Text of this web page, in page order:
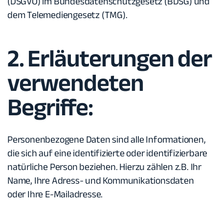
dem Telemediengesetz (TMG).
2. Erläuterungen der
verwendeten
Begriffe:
Personenbezogene Datensind alle Informationen,
die sich auf eine identifizierte oder identifizierbare
natürliche Person beziehen. Hierzu zählen z.B. Ihr
Name, Ihre Adress- und Kommunikationsdaten
oder Ihre E-Mailadresse.